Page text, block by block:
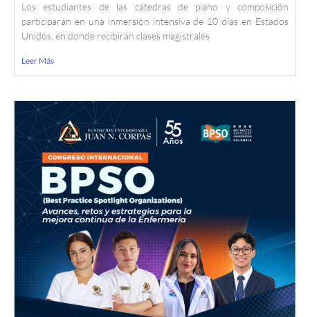
Los estudiantes de las cátedras de piano y composición
participarán en una inmersión intensiva de 10 días en Estados
Unidos, en donde recibirán clases magistrales
Leer Más